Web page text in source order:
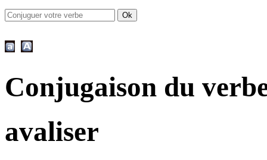
Conjugaison du
avaliser